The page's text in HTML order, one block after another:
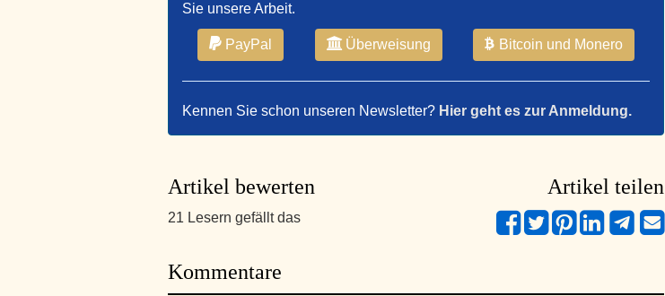
Sie unsere Arbeit.
PayPal Überweisung Bitcoin und Monero
Kennen Sie schon unseren Newsletter? Hier geht es zur Anmeldung.
Artikel bewerten
21 Lesern gefällt das
Artikel teilen
Kommentare